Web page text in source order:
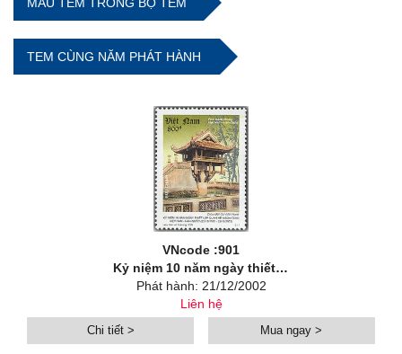
TEM CÙNG NĂM PHÁT HÀNH
VNcode :901
Kỷ niệm 10 năm ngày thiết lập quan hệ Ngoại giao Việt Nam - Hàn Quốc (22/12/1992 - 22/12/2002)
Phát hành: 21/12/2002
Liên hệ
Chi tiết > Mua ngay >